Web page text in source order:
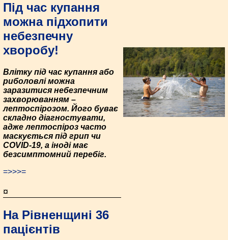
Під час купання
можна підхопити
небезпечну
хворобу!
Влітку під час купання або
риболовлі можна
заразитися небезпечним
захворюванням –
лептоспірозом. Його буває
складно діагностувати,
адже лептоспіроз часто
маскується під грип чи
COVID-19, а іноді має
безсимптомний перебіг.
=>>>=
¤
На Рівненщині 36
пацієнтів